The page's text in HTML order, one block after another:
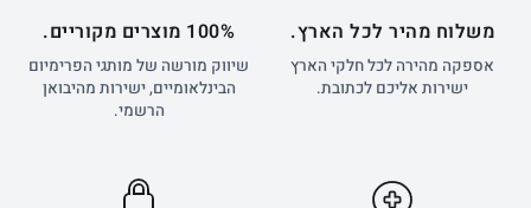
משלוח מהיר לכל הארץ.
אספקה מהירה לכל חלקי הארץ
ישירות אליכם לכתובת.
100% מוצרים מקוריים.
שיווק מורשה של מותגי הפרימיום
הבינלאומיים, ישירות מהיבואן
הרשמי.